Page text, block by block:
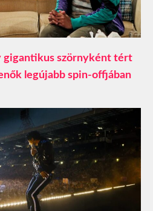
gigantikus szörnyként tért
legújabb spin-offjában